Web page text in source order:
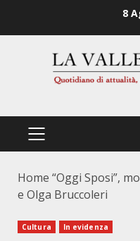
8
PRIMÄRES
Home “Oggi Sposi”,
e Olga Bruccoleri
Cultura In evidenza